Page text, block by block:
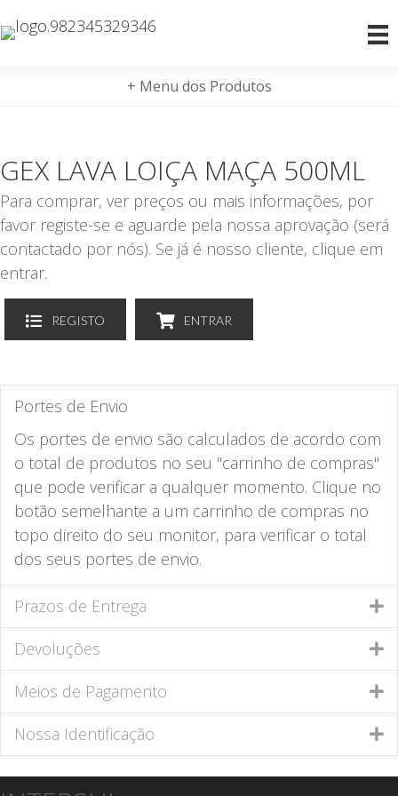
+ Menu dos Produtos
GEX LAVA LOIÇA MAÇA 500ML
Para comprar, ver preços ou mais informações, por
favor registe-se e aguarde pela nossa aprovação (será
contactado por nós). Se já é nosso cliente, clique em
entrar.
REGISTO ENTRAR
Portes de Envio
Os portes de envio são calculados de acordo com
o total de produtos no seu "carrinho de compras"
que pode verificar a qualquer momento. Clique no
botão semelhante a um carrinho de compras no
topo direito do seu monitor, para verificar o total
dos seus portes de envio.
Prazos de Entrega
Devoluções
Meios de Pagamento
Nossa Identificação